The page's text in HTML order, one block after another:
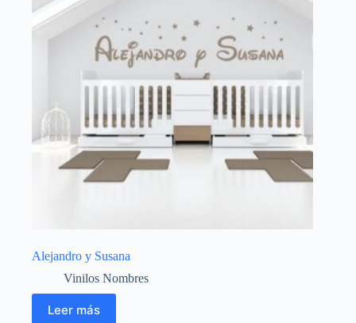
Alejandro y Susana
Vinilos Nombres
Leer más